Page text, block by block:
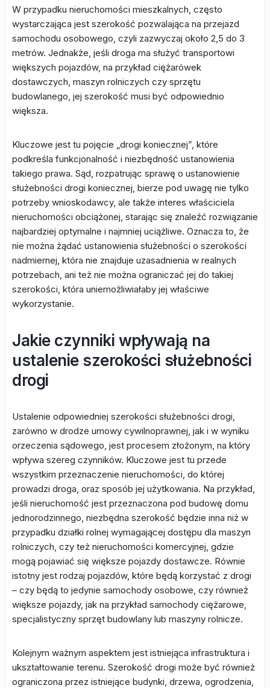
W przypadku nieruchomości mieszkalnych, często
wystarczająca jest szerokość pozwalająca na przejazd
samochodu osobowego, czyli zazwyczaj około 2,5 do 3
metrów. Jednakże, jeśli droga ma służyć transportowi
większych pojazdów, na przykład ciężarówek
dostawczych, maszyn rolniczych czy sprzętu
budowlanego, jej szerokość musi być odpowiednio
większa.
Kluczowe jest tu pojęcie „drogi koniecznej”, które
podkreśla funkcjonalność i niezbędność ustanowienia
takiego prawa. Sąd, rozpatrując sprawę o ustanowienie
służebności drogi koniecznej, bierze pod uwagę nie tylko
potrzeby wnioskodawcy, ale także interes właściciela
nieruchomości obciążonej, starając się znaleźć rozwiązanie
najbardziej optymalne i najmniej uciążliwe. Oznacza to, że
nie można żądać ustanowienia służebności o szerokości
nadmiernej, która nie znajduje uzasadnienia w realnych
potrzebach, ani też nie można ograniczać jej do takiej
szerokości, która uniemożliwiałaby jej właściwe
wykorzystanie.
Jakie czynniki wpływają na
ustalenie szerokości służebności
drogi
Ustalenie odpowiedniej szerokości służebności drogi,
zarówno w drodze umowy cywilnoprawnej, jak i w wyniku
orzeczenia sądowego, jest procesem złożonym, na który
wpływa szereg czynników. Kluczowe jest tu przede
wszystkim przeznaczenie nieruchomości, do której
prowadzi droga, oraz sposób jej użytkowania. Na przykład,
jeśli nieruchomość jest przeznaczona pod budowę domu
jednorodzinnego, niezbędna szerokość będzie inna niż w
przypadku działki rolnej wymagającej dostępu dla maszyn
rolniczych, czy też nieruchomości komercyjnej, gdzie
mogą pojawiać się większe pojazdy dostawcze. Równie
istotny jest rodzaj pojazdów, które będą korzystać z drogi
– czy będą to jedynie samochody osobowe, czy również
większe pojazdy, jak na przykład samochody ciężarowe,
specjalistyczny sprzęt budowlany lub maszyny rolnicze.
Kolejnym ważnym aspektem jest istniejąca infrastruktura i
ukształtowanie terenu. Szerokość drogi może być również
ograniczona przez istniejące budynki, drzewa, ogrodzenia,